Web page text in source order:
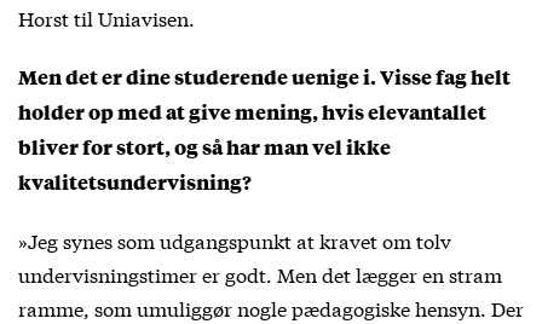
Horst til Uniavisen.
Men det er dine studerende uenige i. Visse fag helt
holder op med at give mening, hvis elevantallet
bliver for stort, og så har man vel ikke
kvalitetsundervisning?
»Jeg synes som udgangspunkt at kravet om tolv
undervisningstimer er godt. Men det lægger en stram
ramme, som umuliggør nogle pædagogiske hensyn. Der